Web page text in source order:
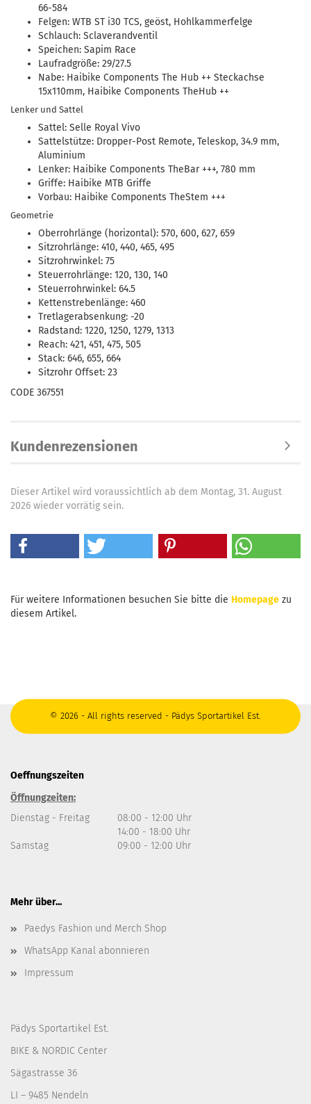
66-584
Felgen: WTB ST i30 TCS, geöst, Hohlkammerfelge
Schlauch: Sclaverandventil
Speichen: Sapim Race
Laufradgröße: 29/27.5
Nabe: Haibike Components The Hub ++ Steckachse
15x110mm, Haibike Components TheHub ++
Lenker und Sattel
Sattel: Selle Royal Vivo
Sattelstütze: Dropper-Post Remote, Teleskop, 34.9 mm,
Aluminium
Lenker: Haibike Components TheBar +++, 780 mm
Griffe: Haibike MTB Griffe
Vorbau: Haibike Components TheStem +++
Geometrie
Oberrohrlänge (horizontal): 570, 600, 627, 659
Sitzrohrlänge: 410, 440, 465, 495
Sitzrohrwinkel: 75
Steuerrohrlänge: 120, 130, 140
Steuerrohrwinkel: 64.5
Kettenstrebenlänge: 460
Tretlagerabsenkung: -20
Radstand: 1220, 1250, 1279, 1313
Reach: 421, 451, 475, 505
Stack: 646, 655, 664
Sitzrohr Offset: 23
CODE 367551
Kundenrezensionen
Dieser Artikel wird voraussichtlich ab dem Montag, 31. August
2026 wieder vorrätig sein.
Für weitere Informationen besuchen Sie bitte die Homepage zu
diesem Artikel.
© 2026 - All rights reserved - Pädys Sportartikel Est.
Oeffnungszeiten
Öffnungzeiten:
Dienstag - Freitag
08:00 - 12:00 Uhr
14:00 - 18:00 Uhr
Samstag
09:00 - 12:00 Uhr
Mehr über...
Paedys Fashion und Merch Shop
WhatsApp Kanal abonnieren
Impressum
Pädys Sportartikel Est.
BIKE & NORDIC Center
Sägastrasse 36
LI – 9485 Nendeln